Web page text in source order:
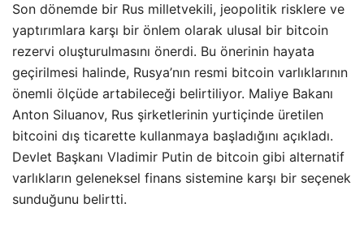
Son dönemde bir Rus milletvekili, jeopolitik risklere ve
yaptırımlara karşı bir önlem olarak ulusal bir bitcoin
rezervi oluşturulmasını önerdi. Bu önerinin hayata
geçirilmesi halinde, Rusya’nın resmi bitcoin varlıklarının
önemli ölçüde artabileceği belirtiliyor. Maliye Bakanı
Anton Siluanov, Rus şirketlerinin yurtiçinde üretilen
bitcoini dış ticarette kullanmaya başladığını açıkladı.
Devlet Başkanı Vladimir Putin de bitcoin gibi alternatif
varlıkların geleneksel finans sistemine karşı bir seçenek
sunduğunu belirtti.